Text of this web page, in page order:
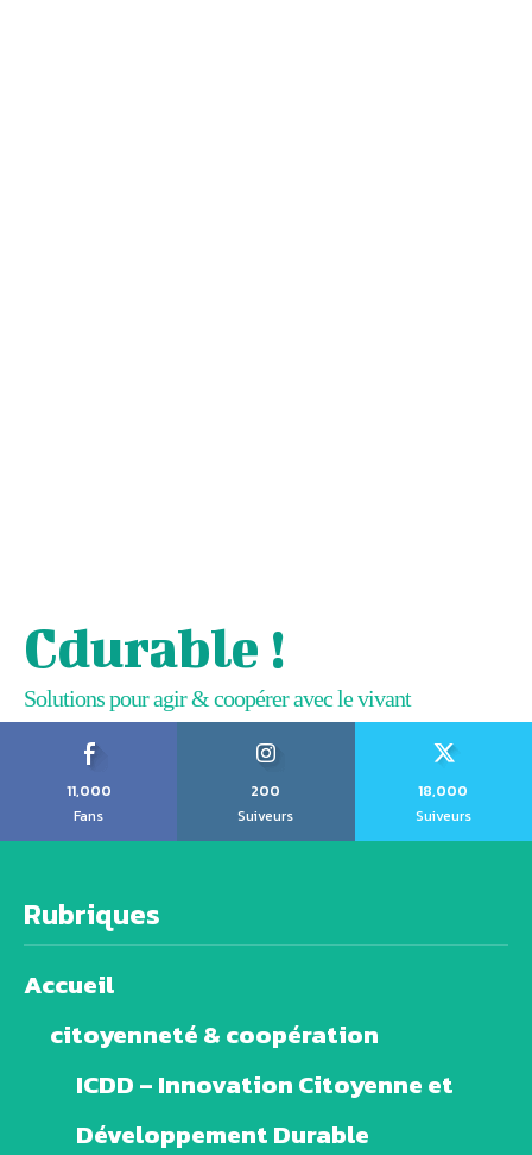
Cdurable !
Solutions pour agir & coopérer avec le vivant
11,000
Fans
200
Suiveurs
18,000
Suiveurs
Rubriques
Accueil
citoyenneté & coopération
ICDD – Innovation Citoyenne et
Développement Durable